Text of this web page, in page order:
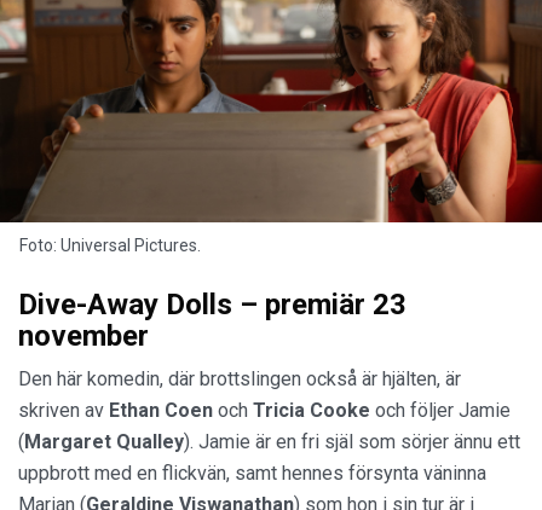
Foto: Universal Pictures.
Dive-Away Dolls – premiär 23
november
Den här komedin, där brottslingen också är hjälten, är
skriven av Ethan Coen och Tricia Cooke och följer Jamie
( Margaret Qualley). Jamie är en fri själ som sörjer ännu ett
uppbrott med en flickvän, samt hennes försynta väninna
Marian (Geraldine Viswanathan) som hon i sin tur är i